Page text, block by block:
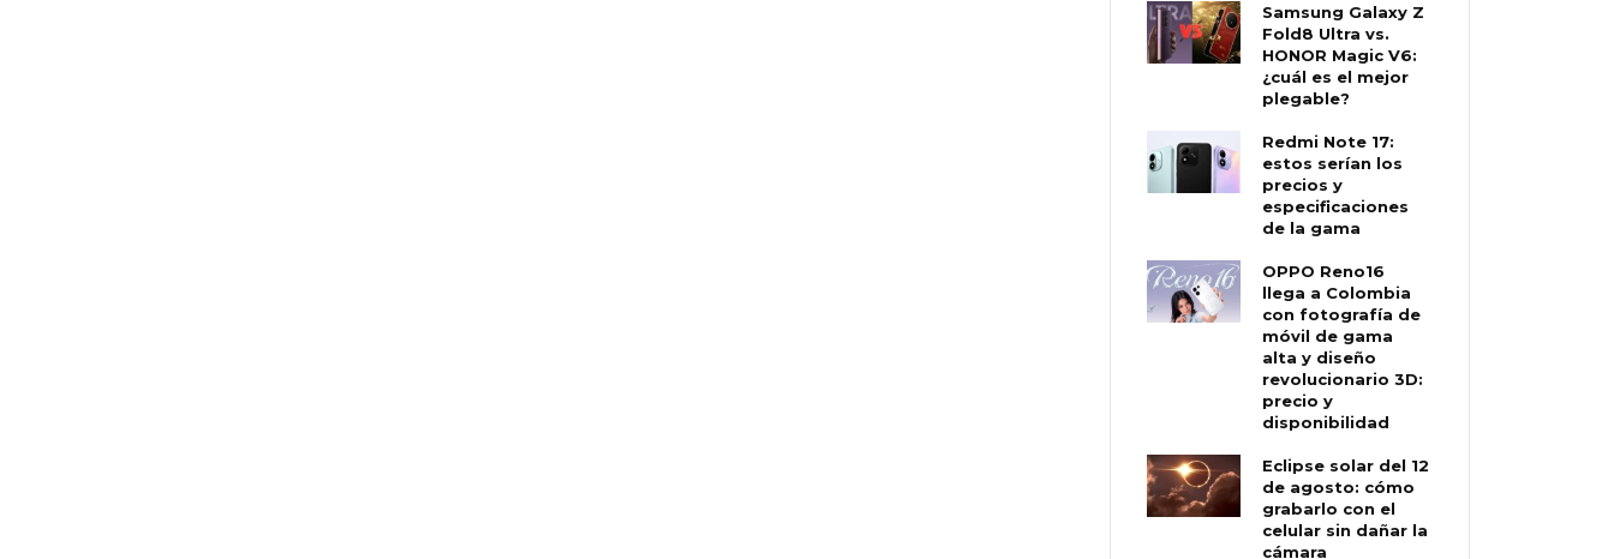
Samsung Galaxy Z
Fold8 Ultra vs.
HONOR Magic V6:
¿cuál es el mejor
plegable?
Redmi Note 17:
estos serían los
precios y
especificaciones
de la gama
OPPO Reno16
llega a Colombia
con fotografía de
móvil de gama
alta y diseño
revolucionario 3D:
precio y
disponibilidad
Eclipse solar del 12
de agosto: cómo
grabarlo con el
celular sin dañar la
cámara